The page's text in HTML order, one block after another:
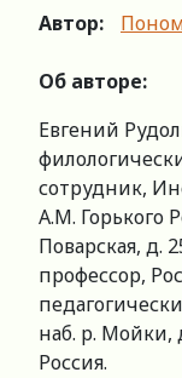
Автор:
Об авторе:
Евгений
сотрудник,
А.М. Горького
Поварская, д.
профессор,
наб. р. Мойки,
Россия.